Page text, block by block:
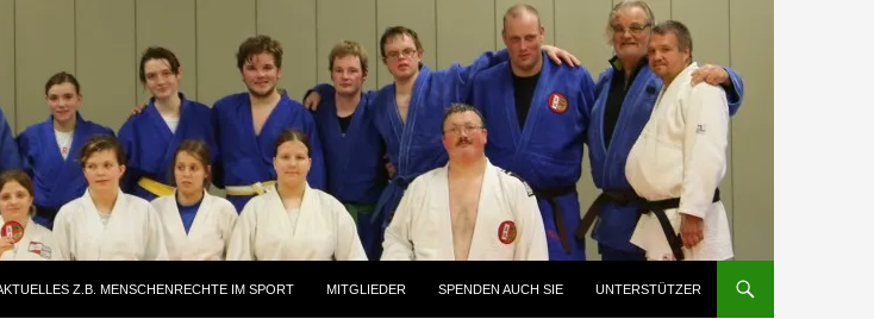
Z.B. MENSCHENRECHTE IM SPORT MITGLIEDER SPENDEN AUCH SIE UNTERSTÜTZER